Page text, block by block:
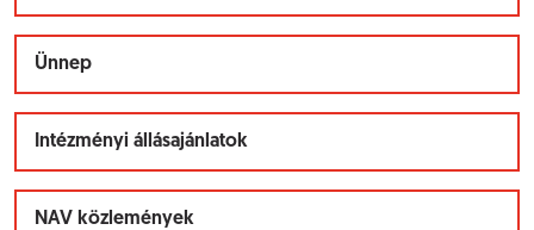
Ünnep
Intézményi állásajánlatok
NAV közlemények